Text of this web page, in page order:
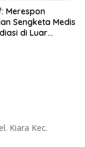
Sengketa Medis
di Luar
Kiara Kec.